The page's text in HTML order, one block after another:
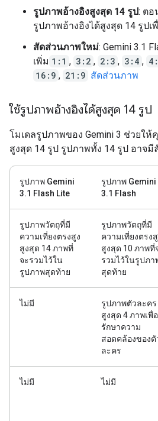
รูปภาพอ้างอิงสูงสุด 14 รูป: ต
รูปภาพอ้างอิงได้สูงสุด 14 รูป
สัดส่วนภาพใหม่: Gemini 3.1
เพิ่ม 1:1 , 3:2 , 2:3 , 3:4 ,
16:9 , 21:9 สัดส่วนภาพ
ใช้รูปภาพอ้างอิงได้สูงสุด 14 รูป
โมเดลรูปภาพของ Gemini 3 ช่วยใ
สูงสุด 14 รูป รูปภาพทั้ง 14 รูป อาจ
รูปภาพ Gemini
3.1 Flash Lite
รูปภาพ Gemini
3.1 Flash
รูปภาพวัตถุที่มี
ความเที่ยงตรงสูง
สูงสุด 14 ภาพที่
จะรวมไว้ใน
รูปภาพสุดท้าย
รูปภาพวัตถุที่มี
ความเที่ยงตรง
สูงสุด 10 ภาพที่
รวมไว้ในรูปภา
สุดท้าย
ไม่มี
รูปภาพตัวละคร
สูงสุด 4 ภาพเพื่อ
รักษาความ
สอดคล้องของตั
ละคร
ไม่มี ไม่มี